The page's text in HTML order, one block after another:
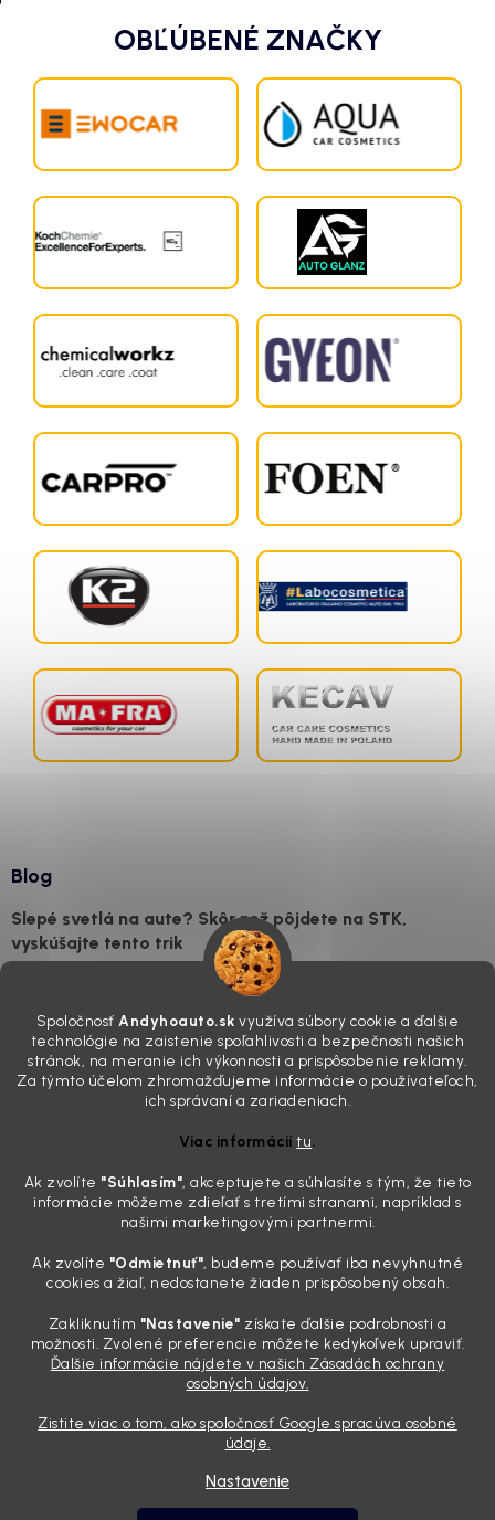
Spoločnosť Andyhoauto.sk využíva súbory cookie a ďalšie
technológie na zaistenie spoľahlivosti a bezpečnosti našich
stránok, na meranie ich výkonnosti a prispôsobenie reklamy.
Za týmto účelom zhromažďujeme informácie o používateľoch,
ich správaní a zariadeniach.
Viac informáciítu.
Ak zvolíte "Súhlasím", akceptujete a súhlasíte s tým, že tieto
informácie môžeme zdieľať s tretími stranami, napríklad s
našimi marketingovými partnermi.
Ak zvolíte "Odmietnuť", budeme používať iba nevyhnutné
cookies a žiaľ, nedostanete žiaden prispôsobený obsah.
Zakliknutím "Nastavenie" získate ďalšie podrobnosti a
možnosti. Zvolené preferencie môžete kedykoľvek upraviť.
Ďalšie informácie nájdete v našich Zásadách ochrany
osobných údajov.
Zistite viac o tom, ako spoločnosť Google spracúva osobné
údaje.
Nastavenie
OBĽÚBENÉ ZNAČKY
Blog
Slepé svetlá na aute? Skôr než pôjdete na STK,
vyskúšajte tento trik
skutočnosti je? Často za to môžu práve „slepé“ svetlomety. Ten
mliečny, drsný povrch nie je len estetická vada. Keď slnko a soľ urobia
svoje, plexisklo začne svetlo rozptyľovať namiesto to...
Zabudnite na handru. Ak chcete mať auto naozaj čisté,
Poznáte ten moment. Vonku svieti slnko, vy sedíte v čerstvo
„upratanom“ aute, no pri pohľade na palubnú dosku vás ide poraziť. V
mriežkach ventilácie, okolo tlačidiel a v švíkoch sedačiek na vás stále
drzo pozerá prach. Handra ani vysávač tam jednodu...
Detailing nemusí stáť výplatu: 5 kúskov autokozmetiky,
31.7.2026
Sobotné ráno, káva v ruke a pred vami zaprášená kapota. Pre
niekoho nuda, pre nás najlepší relax. Lenže keď si v košíku spočítate
pokaziť náladu. Dobrá správa je, že aj profi výbava ...
Vytvoril Shoptet